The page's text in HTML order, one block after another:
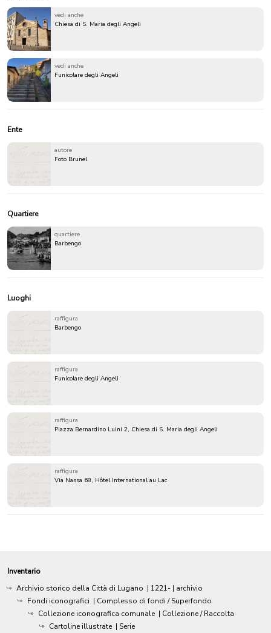
vedi anche
Chiesa di S. Maria degli Angeli
vedi anche
Funicolare degli Angeli
Ente
autore
Foto Brunel
Quartiere
quartiere
Barbengo
Luoghi
raffigura
Barbengo
raffigura
Funicolare degli Angeli
raffigura
Piazza Bernardino Luini 2, Chiesa di S. Maria degli Angeli
raffigura
Via Nassa 68, Hôtel International au Lac
Inventario
Archivio storico della Città di Lugano | 1221- | archivio
Fondi iconografici | Complesso di fondi / Superfondo
Collezione iconografica comunale | Collezione / Raccolta
Cartoline illustrate | Serie